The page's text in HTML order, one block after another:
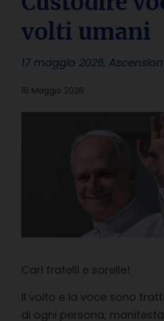
volti umani
17 maggio 2026,
16 Maggio 2026
Cari fratelli e sorelle!
Il volto e la voce sono
di ogni persona;